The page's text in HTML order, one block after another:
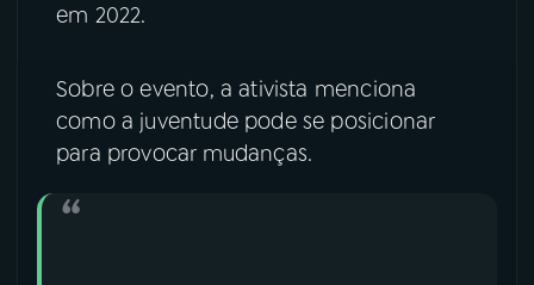
em 2022.
Sobre o evento, a ativista menciona
como a juventude pode se posicionar
para provocar mudanças.